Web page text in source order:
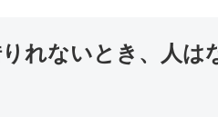
れないとき、人は